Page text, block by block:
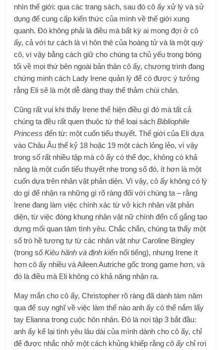
nhìn thế giới: qua các trang sách, sau đó cô ấy xử lý và sử
dụng để cung cấp kiến ​​thức của mình về thế giới xung
quanh. Đó không phải là điều mà bất kỳ ai mong đợi ở cô
ấy, cả với tư cách là vị hôn thê của hoàng tử và là một quý
cô, vì vậy bằng cách giữ cho chúng ta chủ yếu trong bóng
tối về mọi thứ bên ngoài bản thân cô ấy, chương trình đang
chứng minh cách Lady Irene quản lý để có được ý tưởng
rằng Eli sẽ là một dễ dàng thay thế thảm chùi chân.
Cũng rất vui khi thấy Irene thể hiện điều gì đó mà tất cả
chúng ta đều rất quen thuộc từ thể loại sáchBibliophile
Princess đến từ: một cuốn tiểu thuyết. Thế giới của Eli dựa
vào Châu Âu thế kỷ 18 hoặc 19 một cách lỏng lẻo, vì vậy
trong số rất nhiều tập mà cô ấy có thể đọc, không có khả
năng là một cuốn tiểu thuyết nhẹ trong số đó, ít hơn là một
cuốn dựa trên nhân vật phản diện. Vì vậy, cô ấy không có lý
do gì để nhận ra những gì rõ ràng đối với chúng ta – rằng
Irene đang làm việc chính xác từ vở kịch nhân vật phản
diện, từ việc đóng khung nhân vật nữ chính đến cố gắng tạo
dựng mối quan tâm tình yêu. Chắc chắn, chúng ta thấy một
số trò hề tương tự từ các nhân vật như Caroline Bingley
(trong sốKiêu hãnh và định kiến nổi tiếng), nhưng Irene ít
hơn cô ấy nhiều và Aileen Autriche gốc trong game hơn, và
đó là điều mà Eli không có khả năng nhận ra.
May mắn cho cô ấy, Christopher rõ ràng đã dành tám năm
qua để suy nghĩ về việc làm thế nào anh ấy có thể nắm lấy
tay Elianna trong cuộc hôn nhân. Đó là nơi tập 3 bắt đầu:
anh ấy kể lại tình yêu lâu dài của mình dành cho cô ấy, chỉ
để được nhắc nhở một cách khủng khiếp rằngcô ấy chỉ rơi